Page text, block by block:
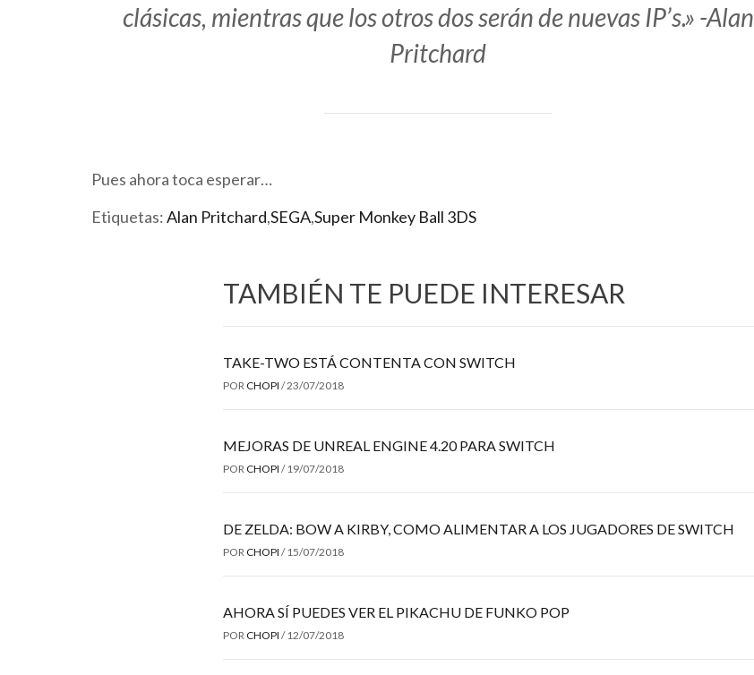
clásicas, mientras que los otros dos serán de nuevas IP’s.» -Alan
Pritchard
Pues ahora toca esperar…
Etiquetas:Alan Pritchard,SEGA,Super Monkey Ball 3DS
TAMBIÉN TE PUEDE INTERESAR
TAKE-TWO ESTÁ CONTENTA CON SWITCH
POR CHOPI /23/07/2018
MEJORAS DE UNREAL ENGINE 4.20 PARA SWITCH
POR CHOPI / 19/07/2018
DE ZELDA: BOW A KIRBY, COMO ALIMENTAR A LOS JUGADORES DE SWITCH
POR CHOPI / 15/07/2018
AHORA SÍ PUEDES VER EL PIKACHU DE FUNKO POP
POR CHOPI / 12/07/2018